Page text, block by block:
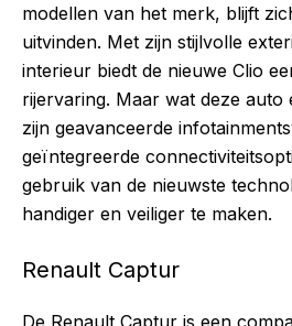
modellen van het merk, blijft
uitvinden. Met zijn stijlvolle
interieur biedt de nieuwe Clio
rijervaring. Maar wat deze auto
zijn geavanceerde
geïntegreerde
gebruik van de nieuwste
handiger en veiliger te maken.
Renault Captur
De Renault Captur is een